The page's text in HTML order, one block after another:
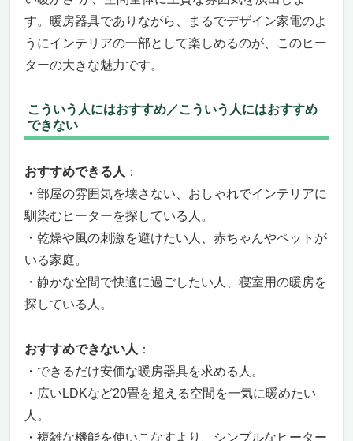
す。暖房器具でありながら、まるでデザイン家電のよ
うにインテリアの一部として楽しめるのが、このヒー
ターの大きな魅力です。
こういう人にはおすすめ／こういう人にはおすすめ
できない
おすすめできる人 ：
・部屋の雰囲気を壊さない、おしゃれでインテリアに
馴染むヒーターを探している人。
・乾燥や風の刺激を避けたい人、赤ちゃんやペットが
いる家庭。
・静かな空間で快適に過ごしたい人、寝室用の暖房を
探している人。
おすすめできない人 ：
・できるだけ安価な暖房器具を求める人。
・広いLDKなど20畳を超える空間を一気に暖めたい
人。
・複雑な機能を使いこなすより、シンプルなヒーター